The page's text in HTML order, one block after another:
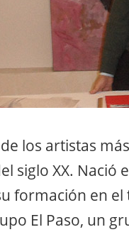
los artistas
siglo XX. Nació
formación en el
El Paso, un